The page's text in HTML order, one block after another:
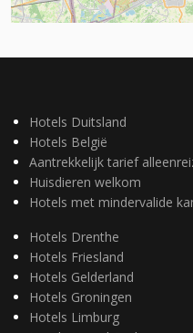
Hotels Duitsland
Hotels België
Aantrekkelijk tarief
Huisdieren welkom
Hotels met mindervalide
Hotels Drenthe
Hotels Friesland
Hotels Gelderland
Hotels Groningen
Hotels Limburg